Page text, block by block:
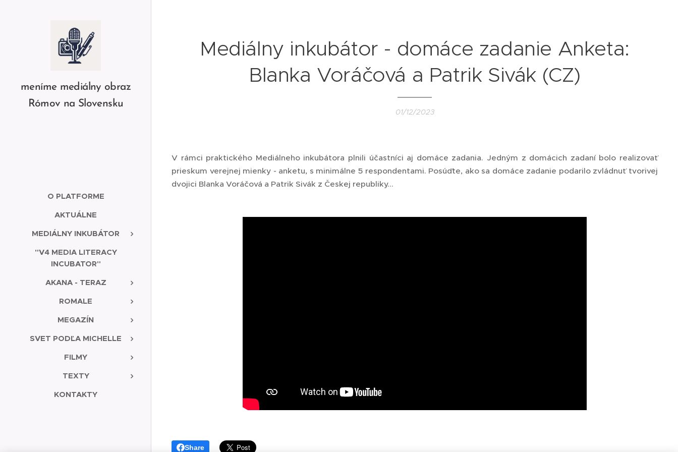
meníme mediálny obraz
Rómov na Slovensku
O PLATFORME
AKTUÁLNE
MEDIÁLNY INKUBÁTOR
"V4 MEDIA LITERACY
INCUBATOR"
AKANA - TERAZ
ROMALE
MEGAZÍN
SVET PODĽA MICHELLE
FILMY
TEXTY
KONTAKTY
Mediálny inkubátor - domáce zadanie Anketa:
Blanka Voráčová a Patrik Sivák (CZ)
01/12/2023
V rámci praktického Mediálneho inkubátora plnili účastníci aj domáce zadania. Jedným z domácich zadaní bolo realizovať
prieskum verejnej mienky - anketu, s minimálne 5 respondentami. Posúďte, ako sa domáce zadanie podarilo zvládnuť tvorivej
dvojici Blanka Voráčová a Patrik Sivák z Českej republiky...
Share